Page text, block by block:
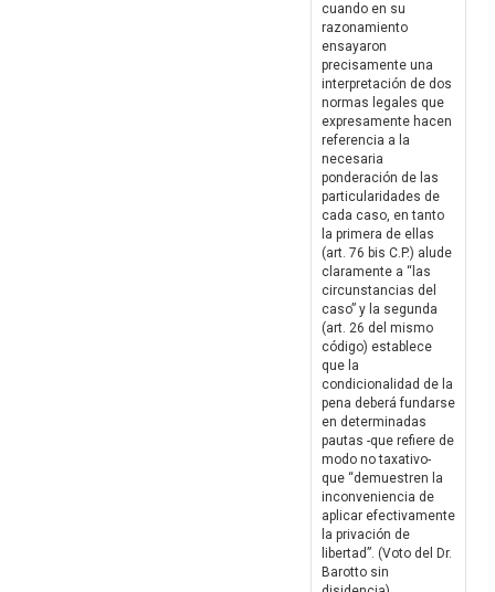
cuando en su
razonamiento
ensayaron
precisamente una
interpretación de dos
normas legales que
expresamente hacen
referencia a la
necesaria
ponderación de las
particularidades de
cada caso, en tanto
la primera de ellas
(art. 76 bis C.P.) alude
claramente a “las
circunstancias del
caso” y la segunda
(art. 26 del mismo
código) establece
que la
condicionalidad de la
pena deberá fundarse
en determinadas
pautas -que refiere de
modo no taxativo-
que “demuestren la
inconveniencia de
aplicar efectivamente
la privación de
libertad”. (Voto del Dr.
Barotto sin